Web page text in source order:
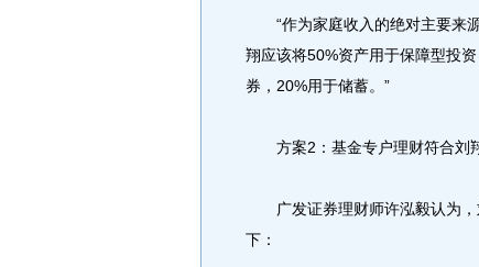
“作为家庭收入的绝对主要来源
翔应该将50%资产用于保障型投
券，20%用于储蓄。”
方案2：基金专户理财符合刘
广发证券理财师许泓毅认为，
下：